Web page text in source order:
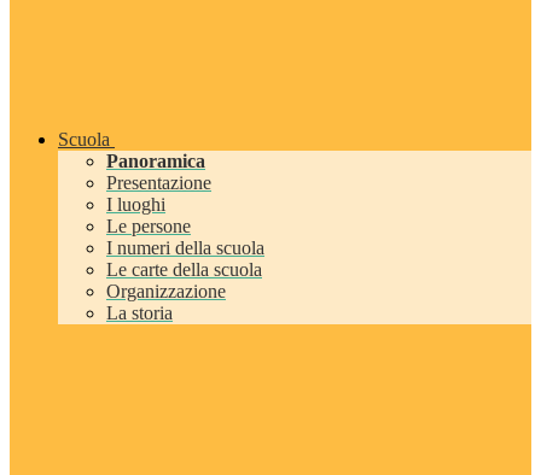
Scuola
Panoramica
Presentazione
I luoghi
Le persone
I numeri della scuola
Le carte della scuola
Organizzazione
La storia